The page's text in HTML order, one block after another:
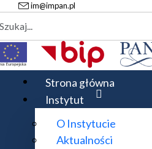
im@impan.pl
Strona główna
Instytut
O Instytucie
Aktualności
przy